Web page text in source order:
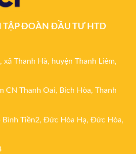
TẬP ĐOÀN ĐẦU TƯ HTD
Thanh Hà, huyện Thanh Liêm,
CN Thanh Oai, Bích Hòa, Thanh
Bình Tiền2, Đức Hòa Hạ, Đức Hòa,